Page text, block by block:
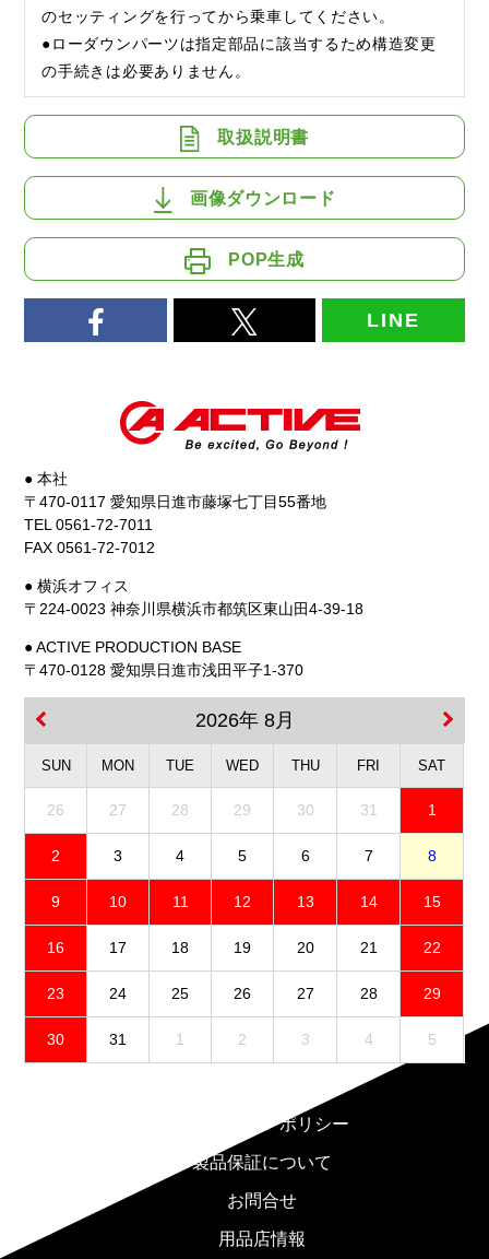
のセッティングを行ってから乗車してください。
●ローダウンパーツは指定部品に該当するため構造変更
の手続きは必要ありません。
取扱説明書
画像ダウンロード
POP生成
LINE
● 本社
〒470-0117 愛知県日進市藤塚七丁目55番地
TEL 0561-72-7011
FAX 0561-72-7012
● 横浜オフィス
〒224-0023 神奈川県横浜市都筑区東山田4-39-18
● ACTIVE PRODUCTION BASE
〒470-0128 愛知県日進市浅田平子1-370
2026年 8月
SUN MON TUE WED THU FRI SAT
26 27 28 29 30 31 1
2 3 4 5 6 7 8
9 10 11 12 13 14 15
16 17 18 19 20 21 22
23 24 25 26 27 28 29
30 31 1 2 3 4 5
プライバシーポリシー
製品保証について
お問合せ
用品店情報